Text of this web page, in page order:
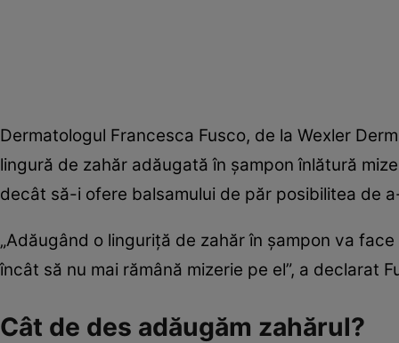
Dermatologul Francesca Fusco, de la Wexler
lingură de zahăr adăugată în șampon înlătură
decât să-i ofere balsamului de păr posibilitea de
„Adăugând o linguriță de zahăr în șampon va
încât să nu mai rămână mizerie pe el”, a declarat
Cât de des adăugăm zahărul?